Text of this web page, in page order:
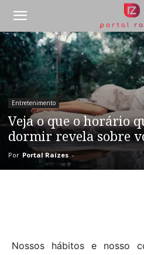
Entretenimento
Veja o que o horário
dormir revela sobre
Por Portal Raízes -
Nossos hábitos e nosso